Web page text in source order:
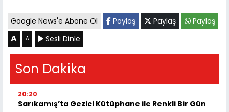
Google News'e Abone Ol Paylaş Paylaş Paylaş
A A Sesli Dinle
Son Dakika
20:20
Sarıkamış’ta Gezici Kütüphane ile Renkli Bir Gün